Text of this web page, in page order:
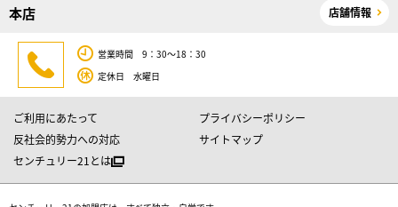
本店 店舗情報
営業時間 9：30～18：30
定休日 水曜日
ご利用にあたって
プライバシーポリシー
反社会的勢力への対応
サイトマップ
センチュリー21とは